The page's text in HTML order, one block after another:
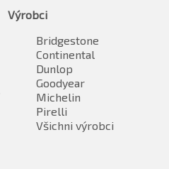
Výrobci
Bridgestone
Continental
Dunlop
Goodyear
Michelin
Pirelli
Všichni výrobci